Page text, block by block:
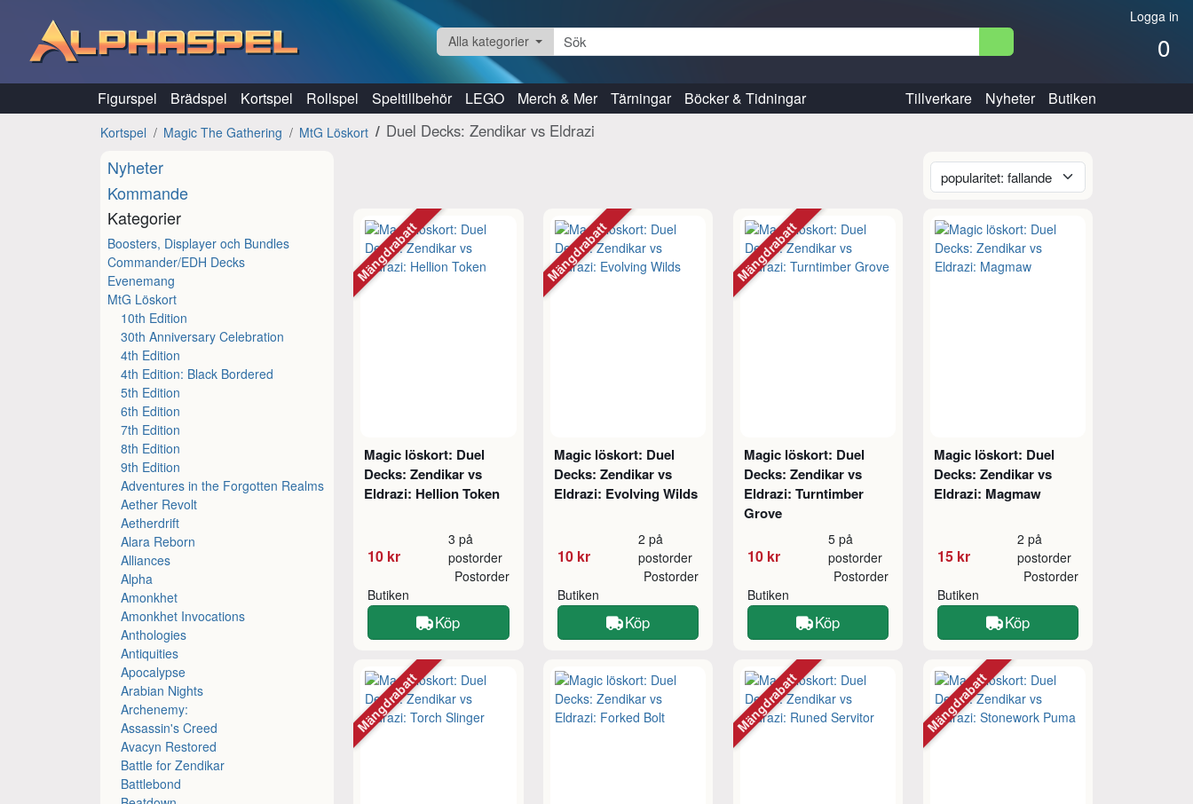
Logga in
0
Alla kategorier
Figurspel Brädspel Kortspel Rollspel Speltillbehör LEGO Merch & Mer Tärningar Böcker & Tidningar Tillverkare Nyheter Butiken
Kortspel Magic The Gathering MtG Löskort Duel Decks: Zendikar vs Eldrazi
Nyheter
Kommande
Kategorier
Boosters, Displayer och Bundles
Commander/EDH Decks
Evenemang
MtG Löskort
10th Edition
30th Anniversary Celebration
4th Edition
4th Edition: Black Bordered
5th Edition
6th Edition
7th Edition
8th Edition
9th Edition
Adventures in the Forgotten Realms
Aether Revolt
Aetherdrift
Alara Reborn
Alliances
Alpha
Amonkhet
Amonkhet Invocations
Anthologies
Antiquities
Apocalypse
Arabian Nights
Archenemy:
Assassin's Creed
Avacyn Restored
Battle for Zendikar
Battlebond
Magic löskort: Duel
Decks: Zendikar vs
Eldrazi: Hellion Token
10 kr
3 på
postorder
Butiken
Postorder
Köp
Mängdrabatt
Magic löskort: Duel
Decks: Zendikar vs
Eldrazi: Evolving Wilds
10 kr
2 på
postorder
Butiken
Postorder
Köp
Mängdrabatt
Magic löskort: Duel
Decks: Zendikar vs
Eldrazi: Turntimber
Grove
10 kr
5 på
postorder
Butiken
Postorder
Köp
Mängdrabatt
Magic löskort: Duel
Decks: Zendikar vs
Eldrazi: Magmaw
15 kr
2 på
postorder
Butiken
Postorder
Köp
Mängdrabatt Mängdrabatt Mängdrabatt